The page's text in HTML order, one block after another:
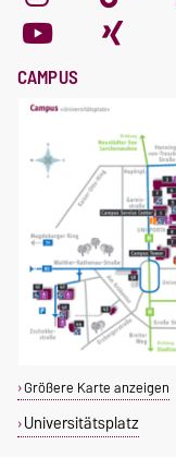
CAMPUS
Größere Karte anzeigen
Universitätsplatz